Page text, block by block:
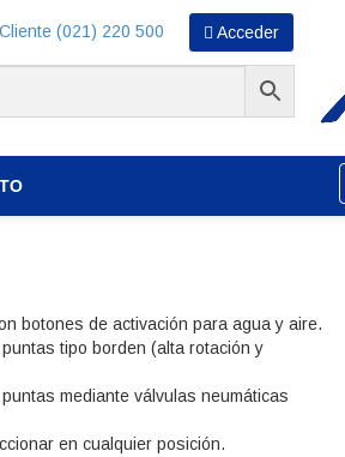
(021) 220 500 Acceder
botones de activación para agua y aire.
tipo borden (alta rotación y
mediante válvulas neumáticas
en cualquier posición.